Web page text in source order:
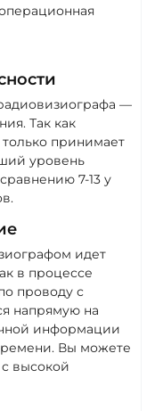
—
Так как
только принимает
уровень
7-13 у
идет
в процессе
проводу с
напрямую на
информации
Вы можете
высокой